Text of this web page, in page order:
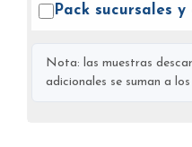
Pack sucursales y
Nota: las muestras
adicionales se suman a